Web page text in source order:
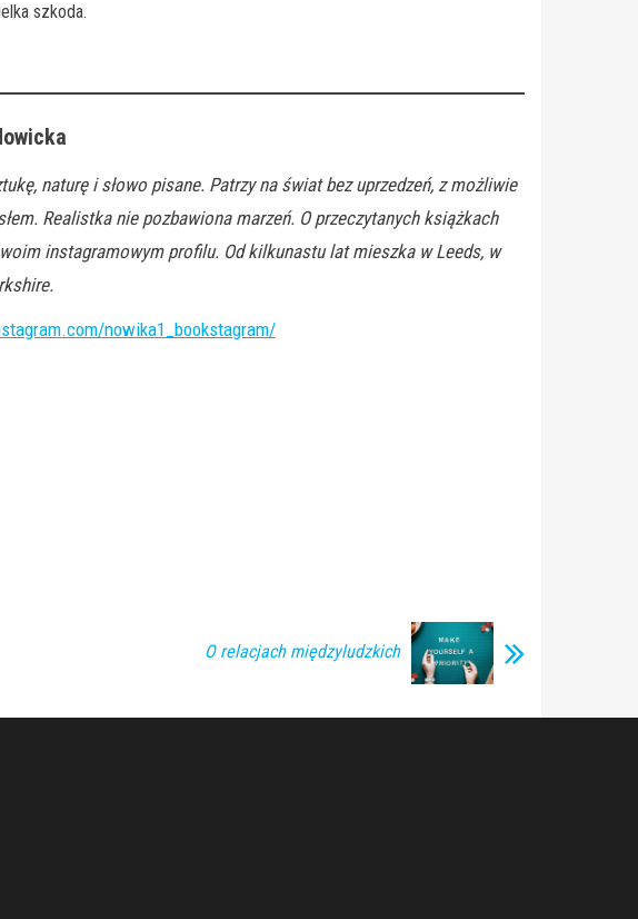
szkoda.
naturę i słowo pisane. Patrzy na świat bez uprzedzeń, z możliwie
Realistka nie pozbawiona marzeń. O przeczytanych książkach
instagramowym profilu. Od kilkunastu lat mieszka w Leeds, w
nowika1_bookstagram/
O relacjach międzyludzkich